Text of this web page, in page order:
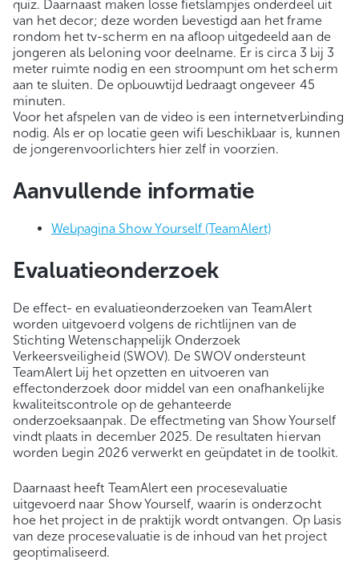
quiz. Daarnaast maken losse fietslampjes onderdeel uit
van het decor; deze worden bevestigd aan het frame
rondom het tv-scherm en na afloop uitgedeeld aan de
jongeren als beloning voor deelname. Er is circa 3 bij 3
meter ruimte nodig en een stroompunt om het scherm
aan te sluiten. De opbouwtijd bedraagt ongeveer 45
minuten.
Voor het afspelen van de video is een internetverbinding
nodig. Als er op locatie geen wifi beschikbaar is, kunnen
de jongerenvoorlichters hier zelf in voorzien.
Aanvullende informatie
Webpagina Show Yourself (TeamAlert)
Evaluatieonderzoek
De effect- en evaluatieonderzoeken van TeamAlert
worden uitgevoerd volgens de richtlijnen van de
Stichting Wetenschappelijk Onderzoek
Verkeersveiligheid (SWOV). De SWOV ondersteunt
TeamAlert bij het opzetten en uitvoeren van
effectonderzoek door middel van een onafhankelijke
kwaliteitscontrole op de gehanteerde
onderzoeksaanpak. De effectmeting van Show Yourself
vindt plaats in december 2025. De resultaten hiervan
worden begin 2026 verwerkt en geüpdatet in de toolkit.
Daarnaast heeft TeamAlert een procesevaluatie
uitgevoerd naar Show Yourself, waarin is onderzocht
hoe het project in de praktijk wordt ontvangen. Op basis
van deze procesevaluatie is de inhoud van het project
geoptimaliseerd.